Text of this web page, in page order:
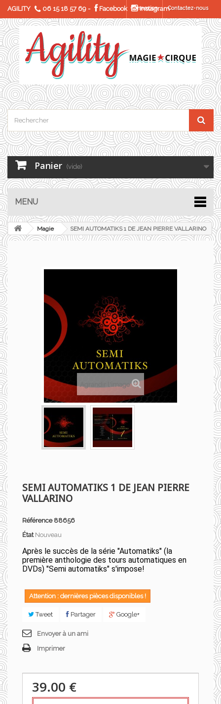
AGILITY 06 15 18 57 69 - Facebook InstagramContactez-nous
Connexion
Panier (vide)
MENU
Magie SEMI AUTOMATIKS 1 DE JEAN PIERRE VALLARINO
Agrandir l'image
SEMI AUTOMATIKS 1 DE JEAN PIERRE
VALLARINO
Référence 88656
État Nouveau
Après le succès de la série "Automatiks" (la
première anthologie des tours automatiques en
DVDs) "Semi automatiks" s'impose!
Attention : dernières pièces disponibles !
Tweet Partager Google+
Envoyer à un ami
Imprimer
39.00 €